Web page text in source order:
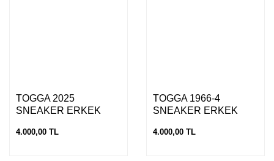
TOGGA 2025
SNEAKER ERKEK
4.000,00 TL
TOGGA 1966-4
SNEAKER ERKEK
4.000,00 TL